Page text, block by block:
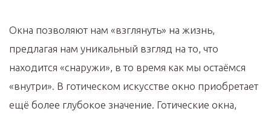
Окна позволяют нам «взглянуть» на жизнь,
предлагая нам уникальный взгляд на то, что
находится «снаружи», в то время как мы остаёмся
«внутри». В готическом искусстве окно приобретает
ещё более глубокое значение. Готические окна,